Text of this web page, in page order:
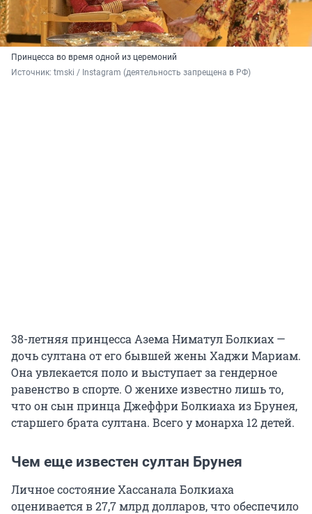
Принцесса во время одной из церемоний
Источник: tmski / Instagram (деятельность запрещена в РФ)
38-летняя принцесса Азема Ниматул Болкиах —
дочь султана от его бывшей жены Хаджи Мариам.
Она увлекается поло и выступает за гендерное
равенство в спорте. О женихе известно лишь то,
что он сын принца Джеффри Болкиаха из Брунея,
старшего брата султана. Всего у монарха 12 детей.
Чем еще известен султан Брунея
Личное состояние Хассанала Болкиаха
оценивается в 27,7 млрд долларов, что обеспечило